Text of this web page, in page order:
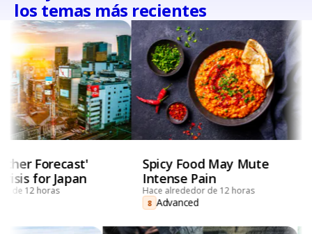
los temas más recientes
Forecast'
for Japan
de 12 horas
Spicy Food May Mute
Intense Pain
Hace alrededor de 12 horas
8 Advanced